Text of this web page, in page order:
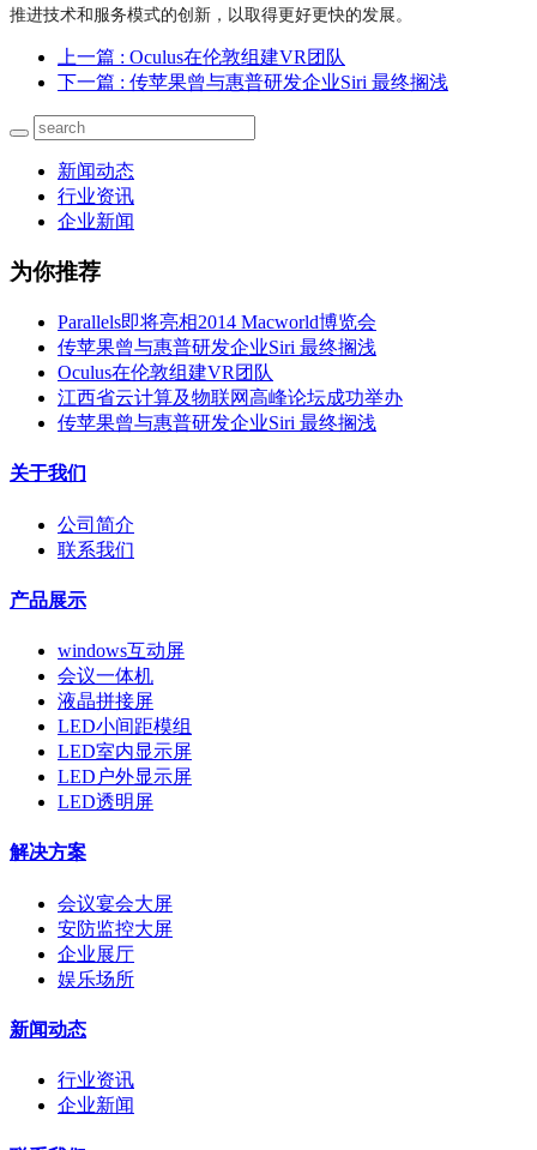
推进技术和服务模式的创新，以取得更好更快的发展。
上一篇 : Oculus在伦敦组建VR团队
下一篇 : 传苹果曾与惠普研发企业Siri 最终搁浅
新闻动态
行业资讯
企业新闻
为你推荐
Parallels即将亮相2014 Macworld博览会
传苹果曾与惠普研发企业Siri 最终搁浅
Oculus在伦敦组建VR团队
江西省云计算及物联网高峰论坛成功举办
传苹果曾与惠普研发企业Siri 最终搁浅
关于我们
公司简介
联系我们
产品展示
windows互动屏
会议一体机
液晶拼接屏
LED小间距模组
LED室内显示屏
LED户外显示屏
LED透明屏
解决方案
会议宴会大屏
安防监控大屏
企业展厅
娱乐场所
新闻动态
行业资讯
企业新闻